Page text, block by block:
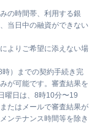
の時間帯、利用する銀
当日中の融資ができない
よりご希望に添えない場
）までの契約手続き完
が可能です。審査結果を
曜日は、8時10分〜19
たはメールで審査結果が
ンテナンス時間等を除き